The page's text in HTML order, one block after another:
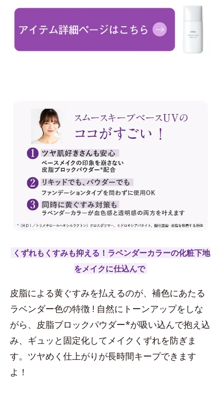
くずれもくすみも抑える！ラベンダーカラーの化粧下地
をメイクに仕込んで
皮脂による黄ぐすみを払えるのが、補色にあたる
ラベンダー色の特徴 ! 自然にトーンアップをしな
がら、皮脂ブロックパウダー*が吸い込んで抱え込
み、ギュッと固定化してメイクくずれを防ぎま
す。ツヤめく仕上がりが長時間キープできます
よ！